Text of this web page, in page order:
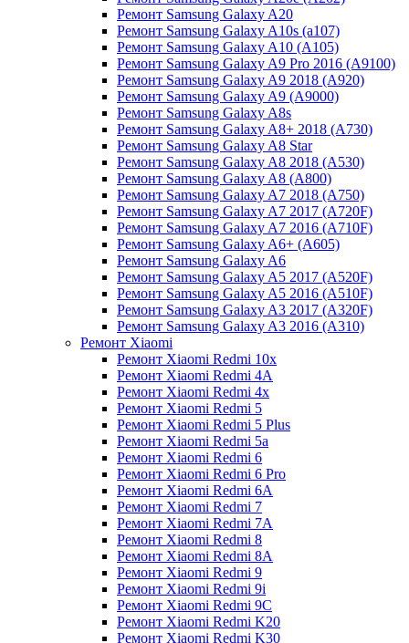
Ремонт Samsung Galaxy A20
Ремонт Samsung Galaxy A10s (a107)
Ремонт Samsung Galaxy A10 (A105)
Ремонт Samsung Galaxy A9 Pro 2016 (A9100)
Ремонт Samsung Galaxy A9 2018 (A920)
Ремонт Samsung Galaxy A9 (A9000)
Ремонт Samsung Galaxy A8s
Ремонт Samsung Galaxy A8+ 2018 (A730)
Ремонт Samsung Galaxy A8 Star
Ремонт Samsung Galaxy A8 2018 (A530)
Ремонт Samsung Galaxy A8 (A800)
Ремонт Samsung Galaxy A7 2018 (A750)
Ремонт Samsung Galaxy A7 2017 (A720F)
Ремонт Samsung Galaxy A7 2016 (A710F)
Ремонт Samsung Galaxy A6+ (A605)
Ремонт Samsung Galaxy A6
Ремонт Samsung Galaxy A5 2017 (A520F)
Ремонт Samsung Galaxy A5 2016 (A510F)
Ремонт Samsung Galaxy A3 2017 (A320F)
Ремонт Samsung Galaxy A3 2016 (A310)
Ремонт Xiaomi
Ремонт Xiaomi Redmi 10x
Ремонт Xiaomi Redmi 4A
Ремонт Xiaomi Redmi 4x
Ремонт Xiaomi Redmi 5
Ремонт Xiaomi Redmi 5 Plus
Ремонт Xiaomi Redmi 5a
Ремонт Xiaomi Redmi 6
Ремонт Xiaomi Redmi 6 Pro
Ремонт Xiaomi Redmi 6A
Ремонт Xiaomi Redmi 7
Ремонт Xiaomi Redmi 7A
Ремонт Xiaomi Redmi 8
Ремонт Xiaomi Redmi 8A
Ремонт Xiaomi Redmi 9
Ремонт Xiaomi Redmi 9i
Ремонт Xiaomi Redmi 9C
Ремонт Xiaomi Redmi K20
Ремонт Xiaomi Redmi K30